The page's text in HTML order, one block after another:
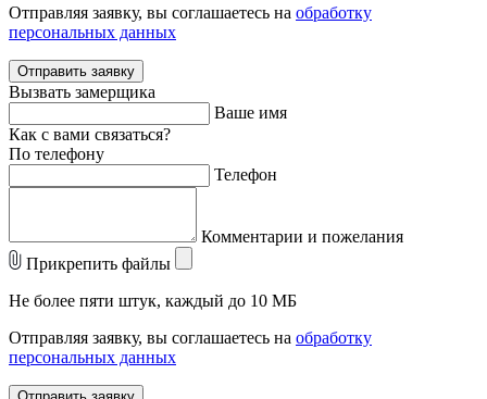
Отправляя заявку, вы соглашаетесь на обработку
персональных данных
Отправить заявку
Вызвать замерщика
Ваше имя
Как с вами связаться?
По телефону
Телефон
Комментарии и пожелания
Прикрепить файлы
Не более пяти штук, каждый до 10 МБ
Отправляя заявку, вы соглашаетесь на обработку
персональных данных